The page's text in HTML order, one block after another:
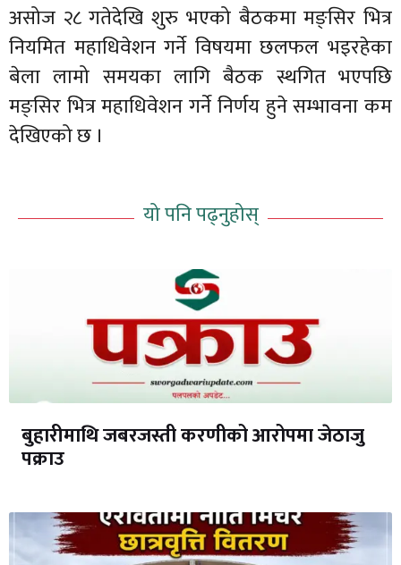
असोज २८ गतेदेखि शुरु भएको बैठकमा मङ्सिर भित्र
नियमित महाधिवेशन गर्ने विषयमा छलफल भइरहेका
बेला लामो समयका लागि बैठक स्थगित भएपछि
मङ्सिर भित्र महाधिवेशन गर्ने निर्णय हुने सम्भावना कम
देखिएको छ ।
यो पनि पढ्नुहोस्
बुहारीमाथि जबरजस्ती करणीको आरोपमा जेठाजु
पक्राउ